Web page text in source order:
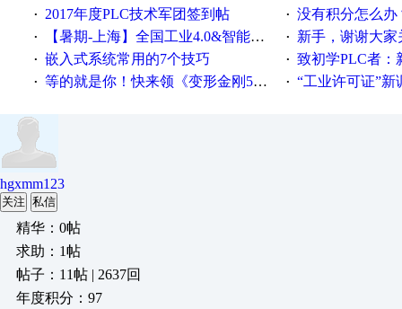
· 2017年度PLC技术军团签到帖 · 没有积分怎么办
· 【暑期-上海】全国工业4.0&智能制造高级培训班通知！ · 新手，谢谢大
· 嵌入式系统常用的7个技巧 · 致初学PLC者：新人
· 等的就是你！快来领《变形金刚5》观影券 · “工业许可证”新调整：水文仪
hgxmm123
关注 私信
精华：0帖
求助：1帖
帖子：11帖 | 2637回
年度积分：97